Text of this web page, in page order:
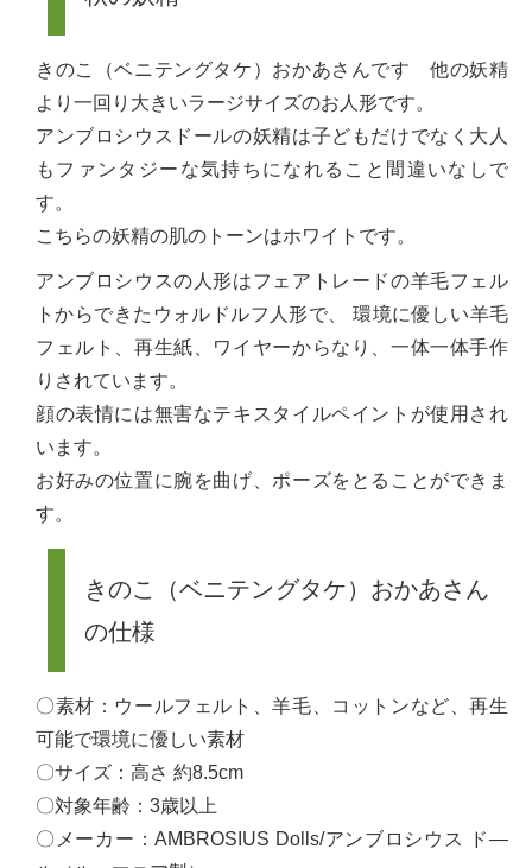
きのこ（ベニテングタケ）おかあさんです 他の妖精
より一回り大きいラージサイズのお人形です。
アンブロシウスドールの妖精は子どもだけでなく大人
もファンタジーな気持ちになれること間違いなしで
す。
こちらの妖精の肌のトーンはホワイトです。
アンブロシウスの人形はフェアトレードの羊毛フェル
トからできたウォルドルフ人形で、 環境に優しい羊毛
フェルト、再生紙、ワイヤーからなり、一体一体手作
りされています。
顔の表情には無害なテキスタイルペイントが使用され
います。
お好みの位置に腕を曲げ、ポーズをとることができま
す。
きのこ（ベニテングタケ）おかあさん
の仕様
〇素材：ウールフェルト、羊毛、コットンなど、再生
可能で環境に優しい素材
〇サイズ：高さ 約8.5cm
〇対象年齢：3歳以上
〇メーカー：AMBROSIUS Dolls/アンブロシウス ド―